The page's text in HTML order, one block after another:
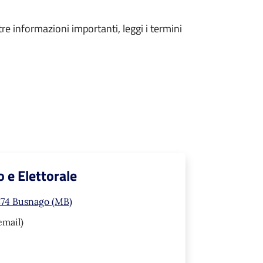
informazioni importanti, leggi i termini
e Elettorale
Busnago (MB)